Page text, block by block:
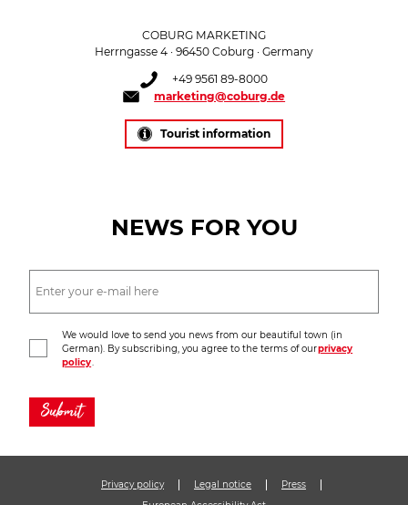
COBURG MARKETING
Herrngasse 4 · 96450 Coburg · Germany
+49 9561 89-8000
marketing@coburg.de
Tourist information
NEWS FOR YOU
We would love to send you news from our beautiful town (in
German). By subscribing, you agree to the terms of ourprivacy
policy
Submit
Privacy policy Legal notice
Press